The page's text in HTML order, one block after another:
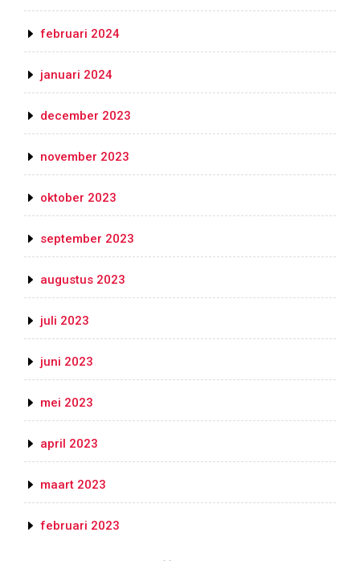
februari 2024
januari 2024
december 2023
november 2023
oktober 2023
september 2023
augustus 2023
juli 2023
juni 2023
mei 2023
april 2023
maart 2023
februari 2023